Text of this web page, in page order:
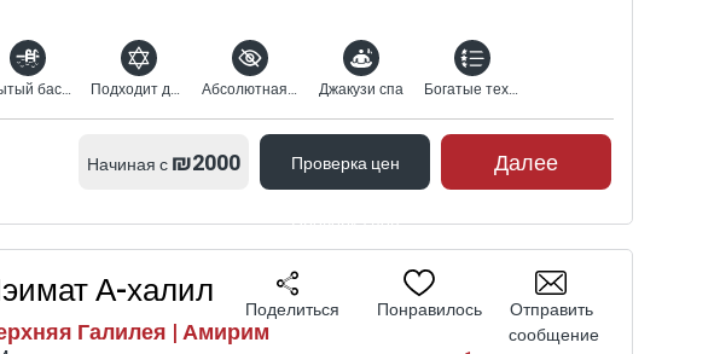
Крытый бассейн с подогревом Подходит для религиозных Абсолютная конфиденциальность Джакузи спа Богатые технические характеристики
Начиная с₪2000 Проверка цен
Проверка цен
Далее
А-халил
Галилея | Амирим
Поделиться Понравилось
Отправить
сообщение